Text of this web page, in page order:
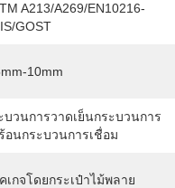
A213/A269/EN10216-
GOST
10mm
บวนการวาดเย็นกระบวนการ
อนกระบวนการเชื่อม
เกจโดยกระเป๋าไม้พลาย